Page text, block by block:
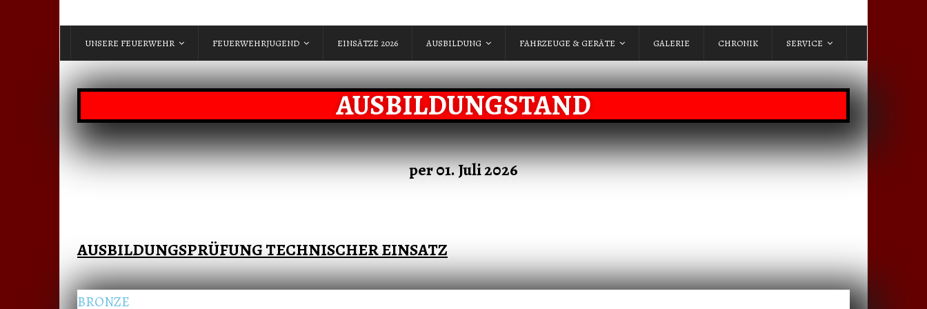
UNSERE FEUERWEHR FEUERWEHRJUGEND EINSÄTZE 2026 AUSBILDUNG FAHRZEUGE & GERÄTE GALERIE CHRONIK SERVICE
AUSBILDUNGSTAND
per 01. Juli 2026
AUSBILDUNGSPRÜFUNG TECHNISCHER EINSATZ
BRONZE